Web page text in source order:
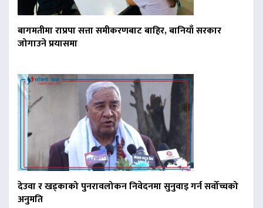
बागमतीमा राप्रपा सत्ता समीकरणबाट बाहिर, बानियाँ सरकार
जोगाउने प्रयासमा
देउवा र खड्काको पुनरावलोकन निवेदनमा सुनुवाइ गर्न सर्वोच्चको
अनुमति